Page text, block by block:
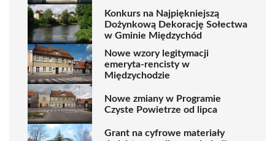
Konkurs na Najpiękniejszą
Dożynkową Dekorację Sołectwa
w Gminie Międzychód
Nowe wzory legitymacji
emeryta-rencisty w
Międzychodzie
Nowe zmiany w Programie
Czyste Powietrze od lipca
Grant na cyfrowe materiały